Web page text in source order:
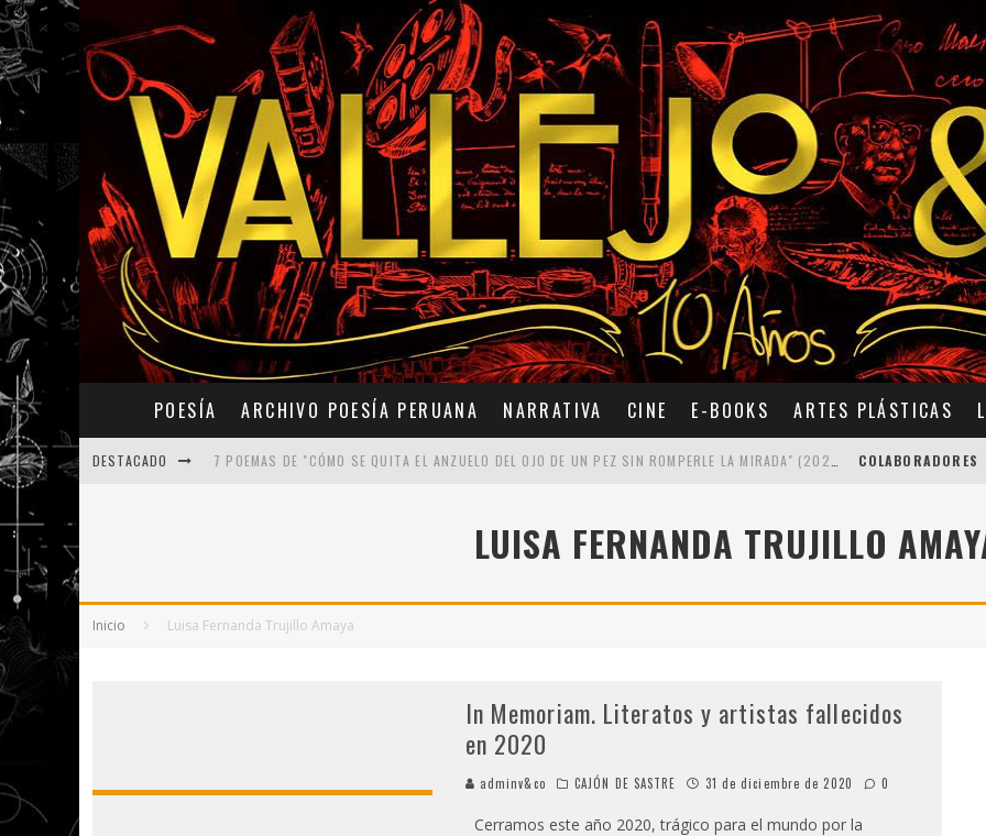
POESÍA ARCHIVO POESÍA PERUANA NARRATIVA CINE E-BOOKS ARTES PLÁSTICAS
DESTACADO
SOBRE "PROSAS MINÚSCULAS" (2025), DE ALONSO RABÍ
COLABORADORES
LUISA FERNANDA TRUJILLO
Inicio Luisa Fernanda Trujillo Amaya
In Memoriam. Literatos y artistas fallecidos
en 2020
adminv&co CAJÓN DE SASTRE 31 de diciembre de 2020 0
Cerramos este año 2020, trágico para el mundo por la